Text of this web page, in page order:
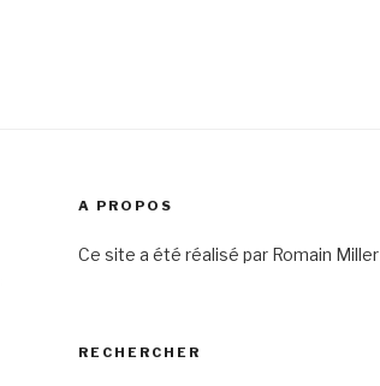
A PROPOS
Ce site a été réalisé par Romain Miller
RECHERCHER